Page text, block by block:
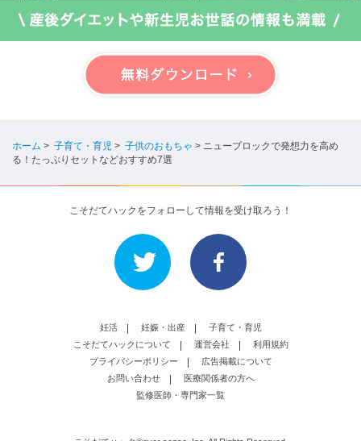
ホーム > 子育て・育児 > 子供のおもちゃ > ニューブロックで発想力を高め
る！たっぷりセットなどおすすめ7選
こそだてハックをフォローして情報を受け取ろう！
妊活 妊娠・出産
子育て・育児
こそだてハックについて
運営会社
利用規約
プライバシーポリシー
広告掲載について
お問い合わせ
医療関係者の方へ
監修医師・専門家一覧